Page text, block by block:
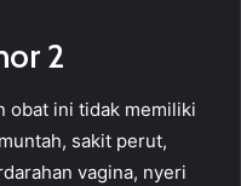
2
obat ini tidak memiliki
sakit perut,
vagina, nyeri